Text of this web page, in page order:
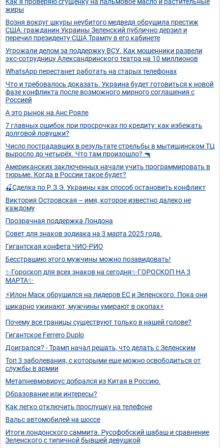
жиры
Возня вокруг шкуры неубитого медведя обрушила престиж
США: гражданин Украины Зеленский публично дерзил и
перечил президенту США Трампу в его кабинете
Угрожали делом за поддержку ВСУ. Как мошенники развели
экс-сотрудницу Александринского театра на 10 миллионов
WhatsApp перестанет работать на старых телефонах
Что и требовалось доказать. Украина будет готовиться к новой
фазе конфликта после возможного мирного соглашения с
Россией
А это рынок на Анс Рояле
7 главных ошибок при просрочках по кредиту: как избежать
долговой ловушки?
Число пострадавших в результате стрельбы в мытищинском ТЦ
выросло до четырёх. Что там произошло? 🔫
Американских заключенных начали учить программировать в
тюрьме. Когда в России такое будет?
🍒Сделка по Р.З.Э. Украины как способ остановить конфликт
Виктория Островская – имя, которое известно далеко не
каждому
Прозрачная поддержка Лондона
Совет для знаков зодиака на 3 марта 2025 года.
Гигантская конфета ЧИО-РИО
Бесстрашию этого мужчины можно позавидовать!
✨Гороскоп для всех знаков на сегодня✨ГОРОСКОП НА 3
МАРТА✨
⚡Илон Маск обрушился на лидеров ЕС и Зеленского. Пока они
шикарно ужинают, мужчины умирают в окопах⚡
Почему все границы существуют только в нашей голове?
Гигантское Ferrero Duplo
Доигрался? - Трамп начал решать, что делать с Зеленским
Топ 3 заболевания, с которыми еще можно освободиться от
службы в армии
Метапневмовирус добрался из Китая в Россию.
Образование или интересы?
Как легко отключить прослушку на телефоне
Вальс автомобилей на шоссе
Итоги лондонского саммита. Русофобский шабаш и сравнение
Зеленского с типичной бывшей девушкой